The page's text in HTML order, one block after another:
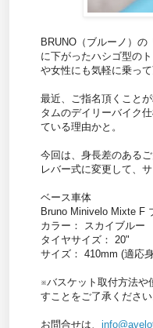
BRUNO（ブルーノ）
に下がったハシゴ型の
や女性にも気軽に乗って
最近、ご指名頂くこと
タムのデイリーバイク
ている理由かと。
今回は、身長差のある
レバー式に変更して、
ベース車体
Bruno Minivelo Mixte F
カラー： スカイブルー
タイヤサイズ： 20"
サイズ： 410mm (適応
※バスケット取付方法や
すことをご了承ください
お問合せは、